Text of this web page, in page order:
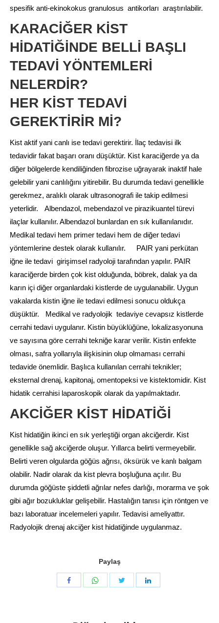
spesifik anti-ekinokokus granulosus antikorları araştırılabilir.
KARACİĞER KİST
HİDATİĞİNDE BELLİ BAŞLI
TEDAVİ YÖNTEMLERİ
NELERDİR?
HER KİST TEDAVİ
GEREKTİRİR Mİ?
Kist aktif yani canlı ise tedavi gerektirir. İlaç tedavisi ilk
tedavidir fakat başarı oranı düşüktür. Kist karaciğerde ya da
diğer bölgelerde kendiliğinden fibrozise uğrayarak inaktif hale
gelebilir yani canlılığını yitirebilir. Bu durumda tedavi genellikle
gerekmez, aralıklı olarak ultrasonografi ile takip edilmesi
yeterlidir. Albendazol, mebendazol ve pirazikuantel türevi
ilaçlar kullanılır. Albendazol bunlardan en sık kullanılanıdır.
Medikal tedavi hem primer tedavi hem de diğer tedavi
yöntemlerine destek olarak kullanılır. PAIR yani perkütan
iğne ile tedavi girişimsel radyoloji tarafından yapılır. PAIR
karaciğerde birden çok kist olduğunda, böbrek, dalak ya da
karın içi diğer organlardaki kistlerde de uygulanabilir. Uygun
vakalarda kistin iğne ile tedavi edilmesi sonucu oldukça
düşüktür. Medikal ve radyolojik tedaviye cevapsız kistlerde
cerrahi tedavi uygulanır. Kistin büyüklüğüne, lokalizasyonuna
ve sayısına göre cerrahi tekniğe karar verilir. Kistin enfekte
olması, safra yollarıyla ilişkisinin olup olmaması cerrahi
tedavide önemlidir. Başlıca kullanılan cerrahi teknikler;
eksternal drenaj, kapitonaj, omentopeksi ve kistektomidir. Kist
hidatik cerrahisi laparoskopik olarak da yapılmaktadır.
AKCİĞER KİST HİDATİĞİ
Kist hidatiğin ikinci en sık yerleştiği organ akciğerdir. Kist
genellikle sağ akciğerde oluşur. Yıllarca belirti vermeyebilir.
Belirti veren olgularda göğüs ağrısı, öksürük ve kanlı balgam
olabilir. Nadir olarak da kist plevra boşluğuna açılır. Bu
durumda göğüste şiddetli ağrılar nefes darlığı, morarma ve şok
gibi ağır bozukluklar gelişebilir. Hastalığın tanısı için röntgen ve
bazı laboratuar incelemeleri yapılır. Tedavisi ameliyattır.
Radyolojik drenaj akciğer kist hidatiğinde uygulanmaz.
Paylaş
Share Share